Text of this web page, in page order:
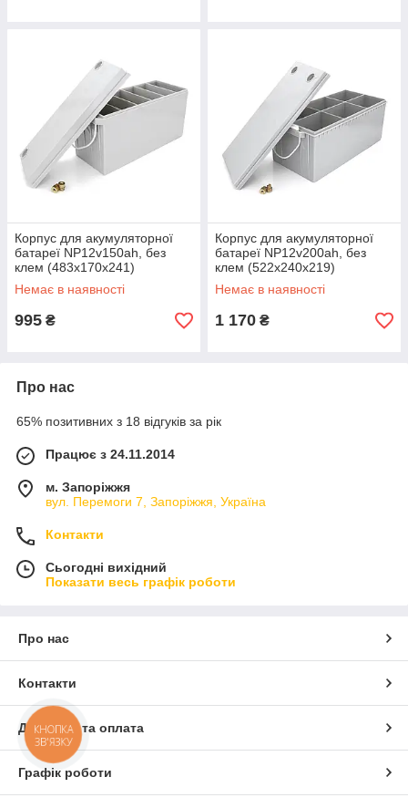
Корпус для акумуляторної
батареї NP12v150ah, без
клем (483x170x241)
Немає в наявності
995 ₴
Корпус для акумуляторної
батареї NP12v200ah, без
клем (522x240x219)
Немає в наявності
1 170 ₴
Про нас
65% позитивних з 18 відгуків за рік
Працює з 24.11.2014
м. Запоріжжя
вул. Перемоги 7, Запоріжжя, Україна
Контакти
Сьогодні вихідний
Показати весь графік роботи
Про нас
Контакти
Доставка та оплата
Графік роботи
КНОПКА
ЗВ'ЯЗКУ